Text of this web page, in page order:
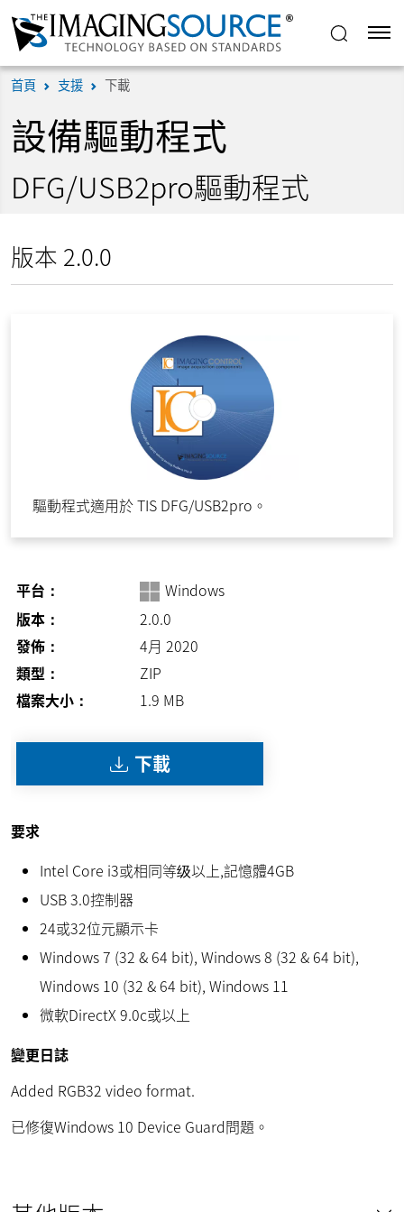
首頁 支援 下載
設備驅動程式
DFG/USB2pro驅動程式
版本 2.0.0
驅動程式適用於 TIS DFG/USB2pro。
平台：
Windows
版本：
2.0.0
發佈：
4月 2020
類型：
ZIP
檔案大小：
1.9 MB
下載
要求
Intel Core i3或相同等级以上,記憶體4GB
USB 3.0控制器
24或32位元顯示卡
Windows 7 (32 & 64 bit), Windows 8 (32 & 64 bit),
Windows 10 (32 & 64 bit), Windows 11
微軟DirectX 9.0c或以上
變更日誌
Added RGB32 video format.
已修復Windows 10 Device Guard問題。